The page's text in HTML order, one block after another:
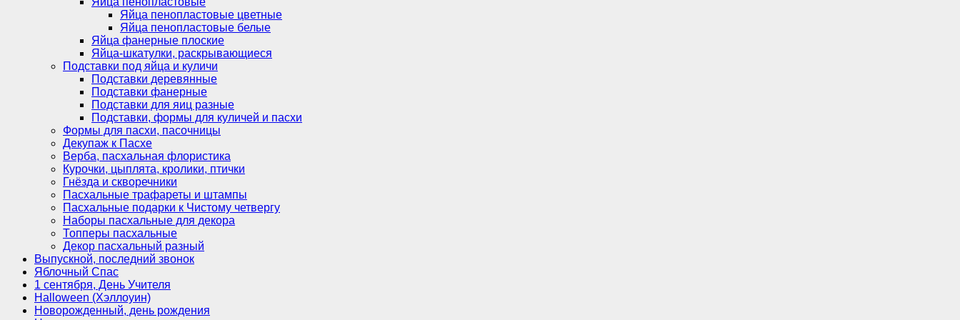
Яйца пенопластовые цветные
Яйца пенопластовые белые
Яйца фанерные плоские
Яйца-шкатулки, раскрывающиеся
Подставки под яйца и куличи
Подставки деревянные
Подставки фанерные
Подставки для яиц разные
Подставки, формы для куличей и пасхи
Формы для пасхи, пасочницы
Декупаж к Пасхе
Верба, пасхальная флористика
Курочки, цыплята, кролики, птички
Гнёзда и скворечники
Пасхальные трафареты и штампы
Пасхальные подарки к Чистому четвергу
Наборы пасхальные для декора
Топперы пасхальные
Декор пасхальный разный
Выпускной, последний звонок
Яблочный Спас
1 сентября, День Учителя
Halloween (Хэллоуин)
Новорожденный, день рождения